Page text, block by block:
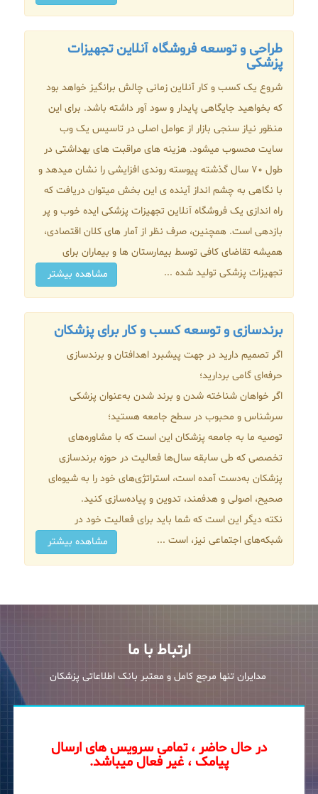
طراحی و توسعه فروشگاه آنلاین تجهیزات
پزشکی
شروع یک کسب و کار آنلاین زمانی چالش برانگیز خواهد بود
که بخواهید جایگاهی پایدار و سود آور داشته باشد. برای این
منظور نیاز سنجی بازار از عوامل اصلی در تاسیس یک وب
سایت محسوب میشود. هزینه های مراقبت های بهداشتی در
طول 70 سال گذشته پیوسته روندی افزایشی را نشان میدهد و
با نگاهی به چشم انداز آینده ی این بخش میتوان دریافت که
راه اندازی یک فروشگاه آنلاین تجهیزات پزشکی ایده خوب و پر
بازدهی است. همچنین، صرف نظر از آمار های کلان اقتصادی،
همیشه تقاضای کافی توسط بیمارستان ها و بیماران برای
تجهیزات پزشکی تولید شده ...
مشاهده بیشتر
برندسازی و توسعه کسب‌ و کار برای پزشکان
اگر تصمیم دارید در جهت پیشبرد اهدافتان و برندسازی
حرفه‌ای گامی بردارید؛
اگر خواهان شناخته شدن و برند شدن به‌عنوان پزشکی
سرشناس و محبوب در سطح جامعه هستید؛
توصیه ما به جامعه پزشکان این است که با مشاوره‌های
تخصصی که طی سابقه سال‌ها فعالیت در حوزه برندسازی
پزشکان به‌دست آمده است، استراتژی‌های خود را به شیوه‌ای
صحیح، اصولی و هدفمند، تدوین و پیاده‌سازی کنید.
نکته دیگر این است که شما باید برای فعالیت‌ خود در
شبکه‌های اجتماعی نیز، است ...
مشاهده بیشتر
ارتباط با ما
در حال حاضر ، تمامی سرویس های ارسال
پیامک ، غیر فعال میباشد.